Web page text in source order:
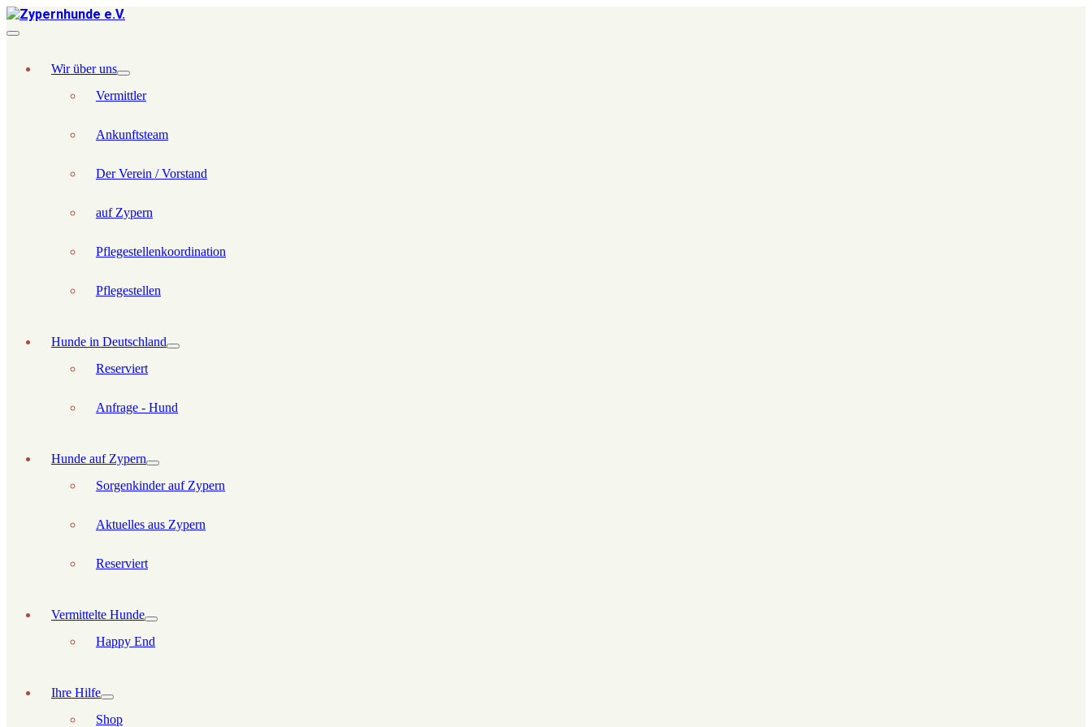
Wir über uns
Vermittler
Ankunftsteam
Der Verein / Vorstand
auf Zypern
Pflegestellenkoordination
Pflegestellen
Hunde in Deutschland
Reserviert
Anfrage - Hund
Hunde auf Zypern
Sorgenkinder auf Zypern
Aktuelles aus Zypern
Reserviert
Vermittelte Hunde
Happy End
Ihre Hilfe
Shop